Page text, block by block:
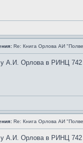
Re: Книга Орлова АИ
А.И. Орлова в РИНЦ 742
Re: Книга Орлова АИ
А.И. Орлова в РИНЦ 742